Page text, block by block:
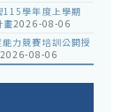
115學年度上學期
畫2026-08-06
力競賽培訓公開授
2026-08-06